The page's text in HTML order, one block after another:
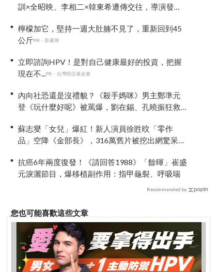
訓×全昭映、李相二×韓東希遭傳交往，導演發
檸檬加它，堅持一週大肚腩不見了，重新回到45
公斤PR・新素簡
立即諮詢HPV！是對自己健康最好的投資，把握
現在不...
PR・台灣癌症基金會
內向社恐還是沒禮貌？《殺手媽咪》男主鄭準元
登《玩什麼好呢》被罵爆，劉在錫、孔曉振狂救
蘇志燮「女兒」爆紅！新人演員徐貹旼「零作
品」空降《金部長》，316萬舊片被挖出網驚呆：
抗癌6年兩度復發！《請回答1988》「餘暉」崔盛
元淚灑節目，爆移植副作用：指甲龜裂、呼吸喘
Recommended by
您也可能喜歡這些文章